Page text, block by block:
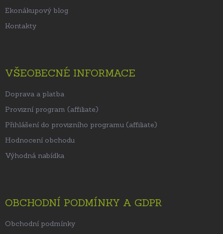
Ekonákupový blog
Kontakty
VŠEOBECNÉ INFORMACE
Doprava a platba
Provizní program (affiliate)
Přihlášení do provizního programu (affiliate)
Hodnocení obchodu
Výhodná nabídka
OBCHODNÍ PODMÍNKY A GDPR
Obchodní podmínky